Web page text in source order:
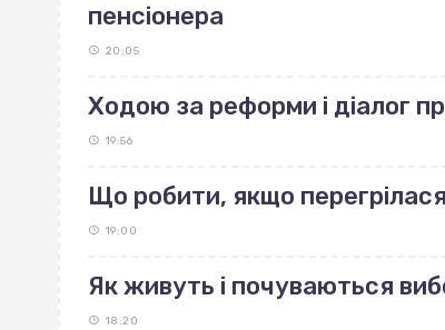
пенсіонера
20:05
Ходою за реформи і діалог
19:56
Що робити, якщо
19:00
Як живуть і почуваються
18:20